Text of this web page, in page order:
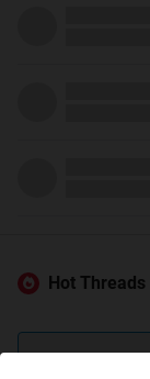
Hot Threads